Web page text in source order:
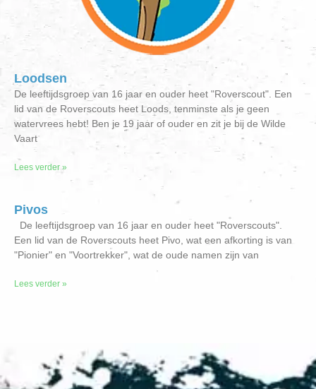
Loodsen
De leeftijdsgroep van 16 jaar en ouder heet "Roverscout". Een
lid van de Roverscouts heet Loods, tenminste als je geen
watervrees hebt! Ben je 19 jaar of ouder en zit je bij de Wilde
Vaart
Lees verder »
Pivos
De leeftijdsgroep van 16 jaar en ouder heet "Roverscouts".
Een lid van de Roverscouts heet Pivo, wat een afkorting is van
"Pionier" en "Voortrekker", wat de oude namen zijn van
Lees verder »